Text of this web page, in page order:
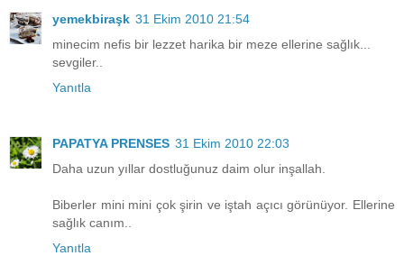
yemekbiraşk 31 Ekim 2010 21:54
minecim nefis bir lezzet harika bir meze ellerine sağlık...
sevgiler..
Yanıtla
PAPATYA PRENSES 31 Ekim 2010 22:03
Daha uzun yıllar dostluğunuz daim olur inşallah.
Biberler mini mini çok şirin ve iştah açıcı görünüyor. Ellerine
sağlık canım..
Yanıtla